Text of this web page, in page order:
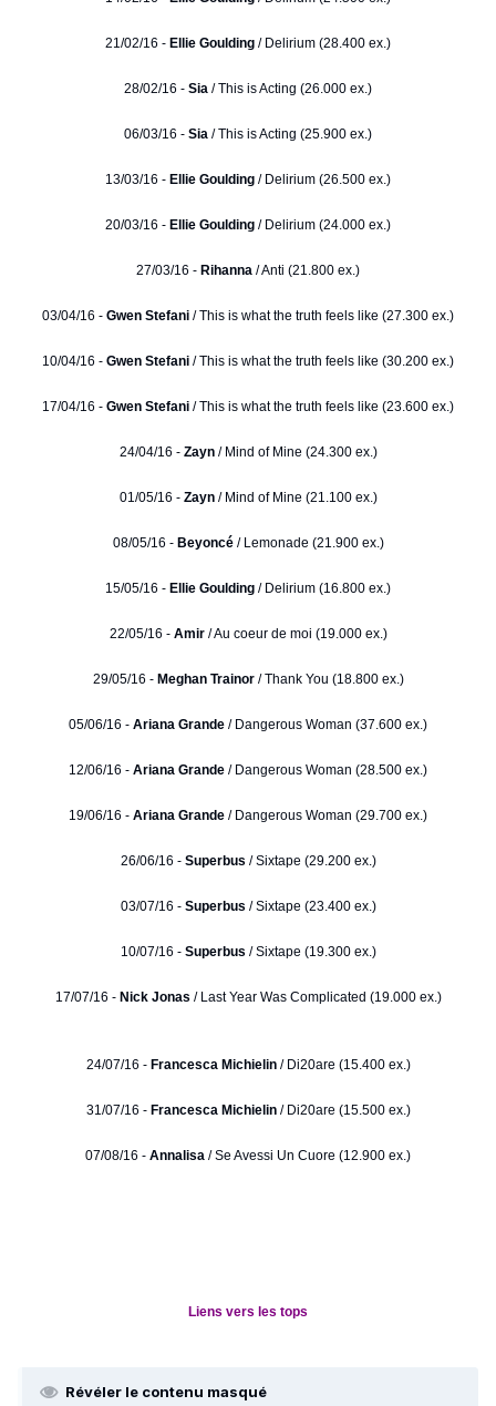
21/02/16 - Ellie Goulding / Delirium (28.400 ex.)
28/02/16 - Sia / This is Acting (26.000 ex.)
06/03/16 - Sia / This is Acting (25.900 ex.)
13/03/16 - Ellie Goulding / Delirium (26.500 ex.)
20/03/16 - Ellie Goulding / Delirium (24.000 ex.)
27/03/16 - Rihanna / Anti (21.800 ex.)
03/04/16 - Gwen Stefani / This is what the truth feels like (27.300 ex.)
10/04/16 - Gwen Stefani / This is what the truth feels like (30.200 ex.)
17/04/16 - Gwen Stefani / This is what the truth feels like (23.600 ex.)
24/04/16 - Zayn / Mind of Mine (24.300 ex.)
01/05/16 - Zayn / Mind of Mine (21.100 ex.)
08/05/16 - Beyoncé / Lemonade (21.900 ex.)
15/05/16 - Ellie Goulding / Delirium (16.800 ex.)
22/05/16 - Amir / Au coeur de moi (19.000 ex.)
29/05/16 - Meghan Trainor/ Thank You (18.800 ex.)
05/06/16 - Ariana Grande / Dangerous Woman (37.600 ex.)
12/06/16 - Ariana Grande / Dangerous Woman (28.500 ex.)
19/06/16 - Ariana Grande / Dangerous Woman (29.700 ex.)
26/06/16 - Superbus / Sixtape (29.200 ex.)
03/07/16 - Superbus / Sixtape (23.400 ex.)
10/07/16 - Superbus / Sixtape (19.300 ex.)
17/07/16 - Nick Jonas / Last Year Was Complicated (19.000 ex.)
24/07/16 - Francesca Michielin/ Di20are (15.400 ex.)
31/07/16 - Francesca Michielin/ Di20are (15.500 ex.)
07/08/16 - Annalisa / Se Avessi Un Cuore (12.900 ex.)
Liens vers les tops
Révéler le contenu masqué